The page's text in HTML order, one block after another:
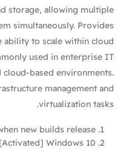
storage, allowing multiple
simultaneously. Provides
ability to scale within cloud
used in enterprise IT
cloud-based environments.
management and
virtualization tasks.
new builds release
Windows 10